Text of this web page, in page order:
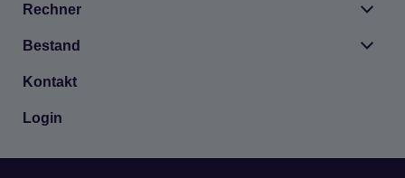
Rech­ner
Bestand
Kon­takt
Login